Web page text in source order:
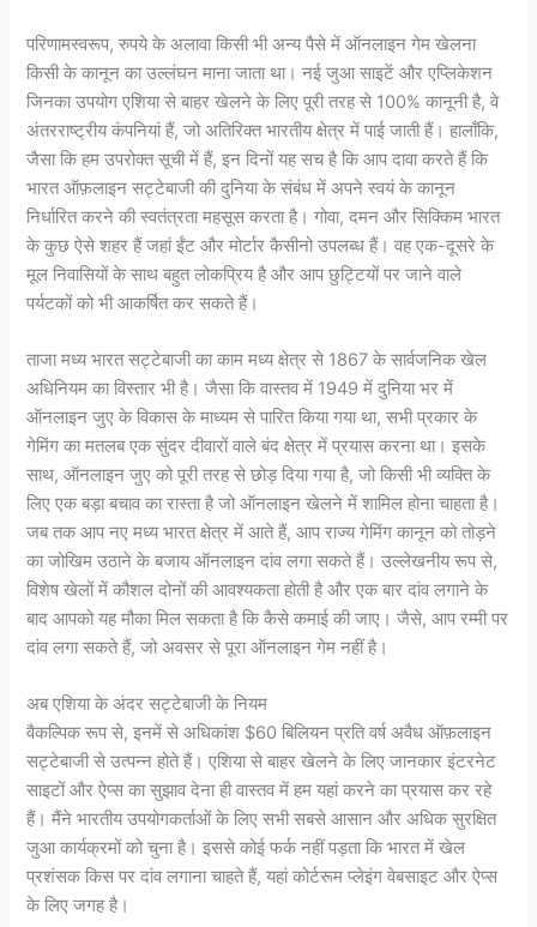
परिणामस्वरूप, रुपये के अलावा किसी भी अन्य पैसे में ऑनलाइन गेम खेलना
किसी के कानून का उल्लंघन माना जाता था। नई जुआ साइटें और एप्लिकेशन
जिनका उपयोग एशिया से बाहर खेलने के लिए पूरी तरह से 100% कानूनी है, वे
अंतरराष्ट्रीय कंपनियां हैं, जो अतिरिक्त भारतीय क्षेत्र में पाई जाती हैं। हालाँकि,
जैसा कि हम उपरोक्त सूची में हैं, इन दिनों यह सच है कि आप दावा करते हैं कि
भारत ऑफ़लाइन सट्टेबाजी की दुनिया के संबंध में अपने स्वयं के कानून
निर्धारित करने की स्वतंत्रता महसूस करता है। गोवा, दमन और सिक्किम भारत
के कुछ ऐसे शहर हैं जहां ईंट और मोर्टार कैसीनो उपलब्ध हैं। वह एक-दूसरे के
मूल निवासियों के साथ बहुत लोकप्रिय है और आप छुट्टियों पर जाने वाले
पर्यटकों को भी आकर्षित कर सकते हैं।
ताजा मध्य भारत सट्टेबाजी का काम मध्य क्षेत्र से 1867 के सार्वजनिक खेल
अधिनियम का विस्तार भी है। जैसा कि वास्तव में 1949 में दुनिया भर में
ऑनलाइन जुए के विकास के माध्यम से पारित किया गया था, सभी प्रकार के
गेमिंग का मतलब एक सुंदर दीवारों वाले बंद क्षेत्र में प्रयास करना था। इसके
साथ, ऑनलाइन जुए को पूरी तरह से छोड़ दिया गया है, जो किसी भी व्यक्ति के
लिए एक बड़ा बचाव का रास्ता है जो ऑनलाइन खेलने में शामिल होना चाहता है।
जब तक आप नए मध्य भारत क्षेत्र में आते हैं, आप राज्य गेमिंग कानून को तोड़ने
का जोखिम उठाने के बजाय ऑनलाइन दांव लगा सकते हैं। उल्लेखनीय रूप से,
विशेष खेलों में कौशल दोनों की आवश्यकता होती है और एक बार दांव लगाने के
बाद आपको यह मौका मिल सकता है कि कैसे कमाई की जाए। जैसे, आप रम्मी पर
दांव लगा सकते हैं, जो अवसर से पूरा ऑनलाइन गेम नहीं है।
अब एशिया के अंदर सट्टेबाजी के नियम
वैकल्पिक रूप से, इनमें से अधिकांश $60 बिलियन प्रति वर्ष अवैध ऑफ़लाइन
सट्टेबाजी से उत्पन्न होते हैं। एशिया से बाहर खेलने के लिए जानकार इंटरनेट
साइटों और ऐप्स का सुझाव देना ही वास्तव में हम यहां करने का प्रयास कर रहे
हैं। मैंने भारतीय उपयोगकर्ताओं के लिए सभी सबसे आसान और अधिक सुरक्षित
जुआ कार्यक्रमों को चुना है। इससे कोई फर्क नहीं पड़ता कि भारत में खेल
प्रशंसक किस पर दांव लगाना चाहते हैं, यहां कोर्टरूम प्लेइंग वेबसाइट और ऐप्स
के लिए जगह है।